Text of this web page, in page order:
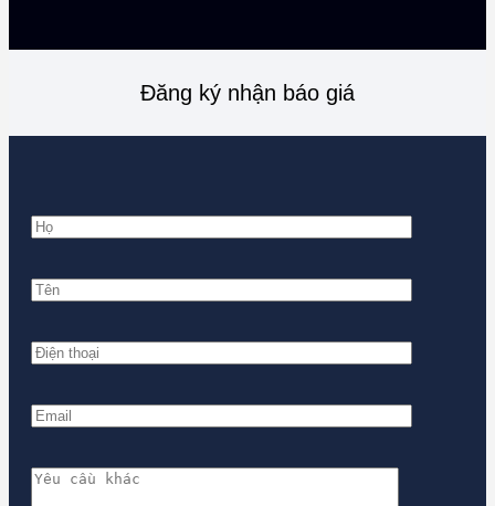
Đăng ký nhận báo giá